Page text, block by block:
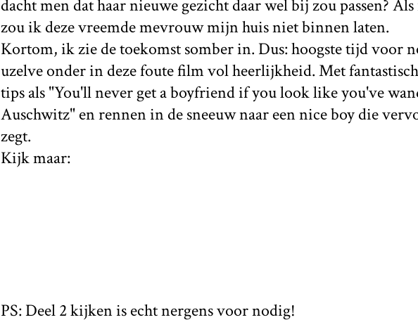
dacht men dat haar nieuwe gezicht daar wel bij zou passen?
zou ik deze vreemde mevrouw mijn huis niet binnen laten.
Kortom, ik zie de toekomst somber in. Dus: hoogste tijd voor
uzelve onder in deze foute film vol heerlijkheid. Met
tips als "You'll never get a boyfriend if you look like you've
Auschwitz" en rennen in de sneeuw naar een nice boy die
zegt.
Kijk maar:
PS: Deel 2 kijken is echt nergens voor nodig!